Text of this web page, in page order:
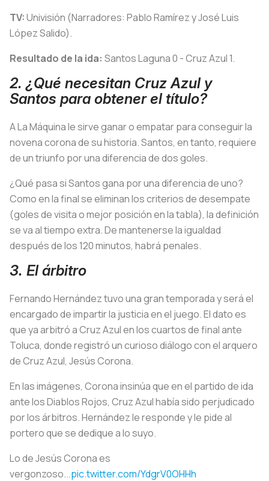
TV:Univisión (Narradores: Pablo Ramírez y José Luis
López Salido).
Resultado de la ida: Santos Laguna 0 - Cruz Azul 1.
2. ¿Qué necesitan Cruz Azul y
Santos para obtener el título?
A La Máquina le sirve ganar o empatar para conseguir la
novena corona de su historia. Santos, en tanto, requiere
de un triunfo por una diferencia de dos goles.
¿Qué pasa si Santos gana por una diferencia de uno?
Como en la final se eliminan los criterios de desempate
(goles de visita o mejor posición en la tabla), la definición
se va al tiempo extra. De mantenerse la igualdad
después de los 120 minutos, habrá penales.
3. El árbitro
Fernando Hernández tuvo una gran temporada y será el
encargado de impartir la justicia en el juego. El dato es
que ya arbitró a Cruz Azul en los cuartos de final ante
Toluca, donde registró un curioso diálogo con el arquero
de Cruz Azul, Jesús Corona.
En las imágenes, Corona insinúa que en el partido de ida
ante los Diablos Rojos, Cruz Azul había sido perjudicado
por los árbitros. Hernández le responde y le pide al
portero que se dedique a lo suyo.
Lo de Jesús Corona es
vergonzoso...pic.twitter.com/YdgrV0OHHh